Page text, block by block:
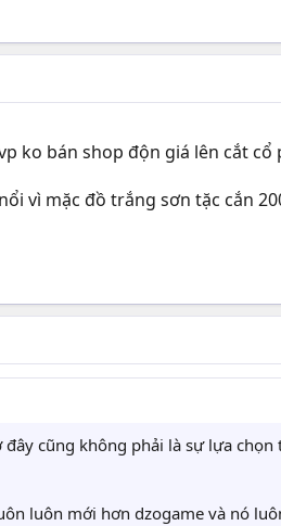
ko bán shop độn giá lên cắt cổ
vì mặc đồ trắng sơn tặc cắn
cũng không phải là sự lựa
luôn mới hơn dzogame và nó